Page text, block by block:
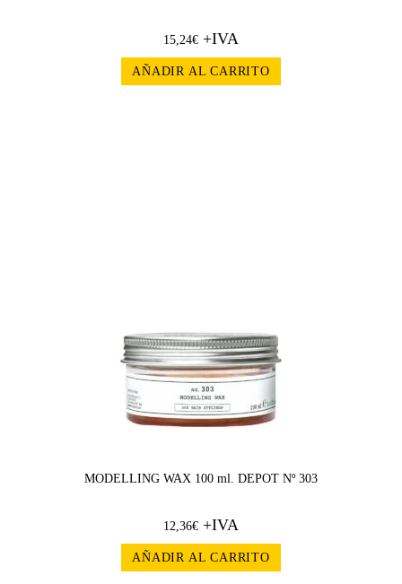
15,24€ +IVA
AÑADIR AL CARRITO
MODELLING WAX 100 ml. DEPOT Nº 303
12,36€ +IVA
AÑADIR AL CARRITO